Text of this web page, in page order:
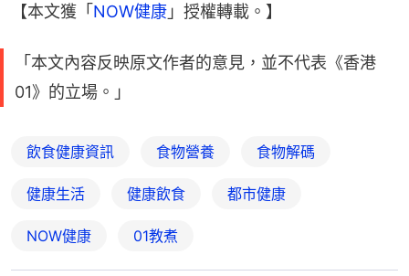
【本文獲「NOW健康 」授權轉載。】
「本文內容反映原文作者的意見，並不代表《香港
01》的立場。」
飲食健康資訊 食物營養 食物解碼
健康生活 健康飲食 都市健康
NOW健康 01教煮